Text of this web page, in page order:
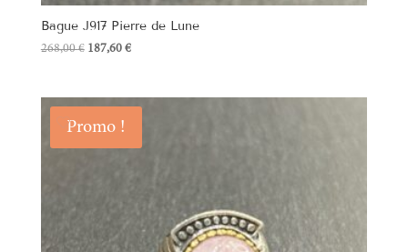
Bague J917 Pierre de Lune
268,00€ Le
268,00 €.
187,60 €Le
est :
Promo !